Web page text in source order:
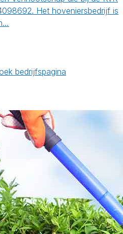
Het hoveniersbedrijf is
bedrijfspagina